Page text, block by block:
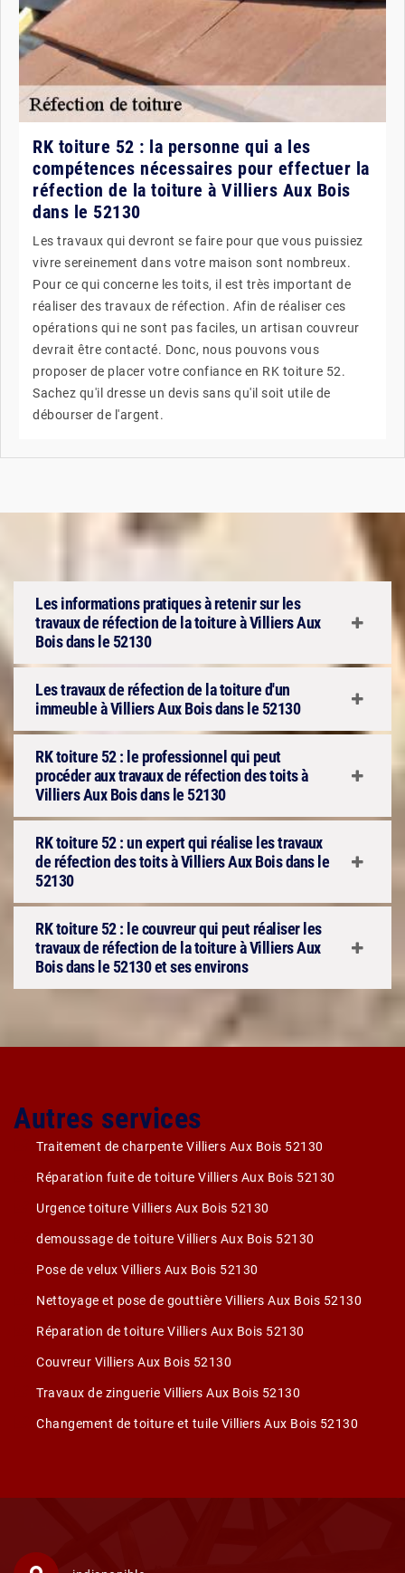
RK toiture 52 : la personne qui a les
compétences nécessaires pour effectuer la
réfection de la toiture à Villiers Aux Bois
dans le 52130
Les travaux qui devront se faire pour que vous puissiez
vivre sereinement dans votre maison sont nombreux.
Pour ce qui concerne les toits, il est très important de
réaliser des travaux de réfection. Afin de réaliser ces
opérations qui ne sont pas faciles, un artisan couvreur
devrait être contacté. Donc, nous pouvons vous
proposer de placer votre confiance en RK toiture 52.
Sachez qu'il dresse un devis sans qu'il soit utile de
débourser de l'argent.
Les informations pratiques à retenir sur les
travaux de réfection de la toiture à Villiers Aux
Bois dans le 52130
Les travaux de réfection de la toiture d'un
immeuble à Villiers Aux Bois dans le 52130
RK toiture 52 : le professionnel qui peut
procéder aux travaux de réfection des toits à
Villiers Aux Bois dans le 52130
RK toiture 52 : un expert qui réalise les travaux
de réfection des toits à Villiers Aux Bois dans le
52130
RK toiture 52 : le couvreur qui peut réaliser les
travaux de réfection de la toiture à Villiers Aux
Bois dans le 52130 et ses environs
Autres services
Traitement de charpente Villiers Aux Bois 52130
Réparation fuite de toiture Villiers Aux Bois 52130
Urgence toiture Villiers Aux Bois 52130
demoussage de toiture Villiers Aux Bois 52130
Pose de velux Villiers Aux Bois 52130
Nettoyage et pose de gouttière Villiers Aux Bois 52130
Réparation de toiture Villiers Aux Bois 52130
Couvreur Villiers Aux Bois 52130
Travaux de zinguerie Villiers Aux Bois 52130
Changement de toiture et tuile Villiers Aux Bois 52130